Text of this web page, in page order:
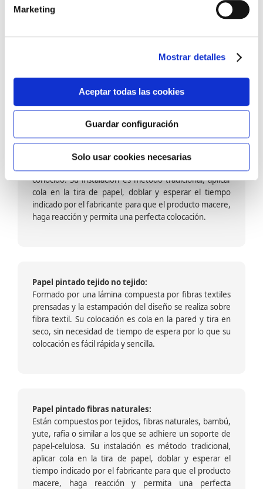
Marketing
Mostrar detalles
Aceptar todas las cookies
Guardar configuración
Solo usar cookies necesarias
barniz multiadherente en base agua. En zonas de
fuegos, se recomienda proteger con placas, silestone,
dado que el frotar en exceso dañaría el papel. Su
colocación es cola en la pared y tira en seco, sin
colocación es fácil rápida y sencilla.
Papel pintado calidad papel:
Formado por una capa de papel sobre un soporte de
conocido. Su instalación es método tradicional, aplicar
cola en la tira de papel, doblar y esperar el tiempo
indicado por el fabricante para que el producto macere,
haga reacción y permita una perfecta colocación.
Papel pintado tejido no tejido:
Formado por una lámina compuesta por fibras textiles
prensadas y la estampación del diseño se realiza sobre
fibra textil. Su colocación es cola en la pared y tira en
seco, sin necesidad de tiempo de espera por lo que su
colocación es fácil rápida y sencilla.
Papel pintado fibras naturales:
Están compuestos por tejidos, fibras naturales, bambú,
yute, rafia o similar a los que se adhiere un soporte de
papel-celulosa. Su instalación es método tradicional,
aplicar cola en la tira de papel, doblar y esperar el
tiempo indicado por el fabricante para que el producto
macere, haga reacción y permita una perfecta